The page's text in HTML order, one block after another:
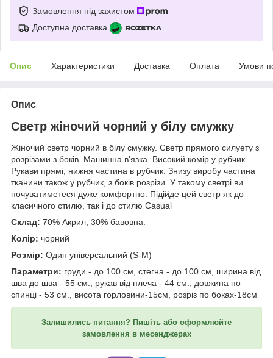
Замовлення під захистом
Доступна доставка
Опис Характеристики Доставка Оплата Умови
Опис
Светр жіночий чорний у білу смужку
Жіночий светр чорний в білу смужку. Светр прямого силуету з
розрізами з боків. Машинна в'язка. Високий комір у рубчик.
Рукави прямі, нижня частина в рубчик. Знизу виробу частина
тканини також у рубчик, з боків розрізи. У такому светрі ви
почуватиметеся дуже комфортно. Підійде цей светр як до
класичного стилю, так і до стилю Casual
Склад: 70% Акрил, 30% бавовна.
Колір: чорний
Розмір: Один універсальний (S-M)
Параметри: груди - до 100 см, стегна - до 100 см, ширина від
шва до шва - 55 см., рукав від плеча - 44 см., довжина по
спинці - 53 см., висота горловини-15см, розріз по боках-18см
Залишились питання? Пишіть або оформлюйте
замовлення в месенджерах